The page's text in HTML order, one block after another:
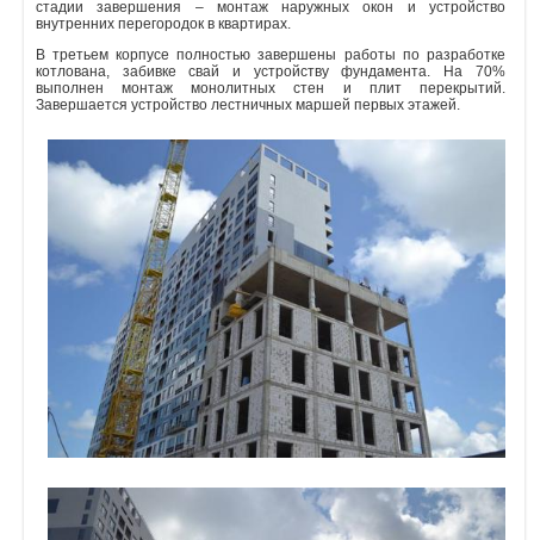
Кабинет
стадии завершения – монтаж наружных окон и устройство
внутренних перегородок в квартирах.
В третьем корпусе полностью завершены работы по разработке
котлована, забивке свай и устройству фундамента. На 70%
выполнен монтаж монолитных стен и плит перекрытий.
Завершается устройство лестничных маршей первых этажей.